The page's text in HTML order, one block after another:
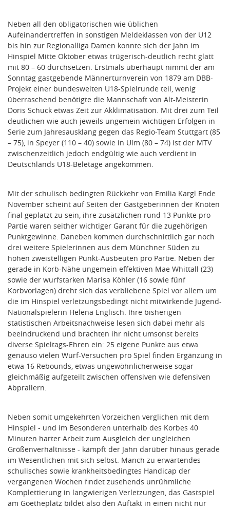
Neben all den obligatorischen wie üblichen
Aufeinandertreffen in sonstigen Meldeklassen von der U12
bis hin zur Regionalliga Damen konnte sich der Jahn im
Hinspiel Mitte Oktober etwas trügerisch-deutlich recht glatt
mit 80 – 60 durchsetzen. Erstmals überhaupt nimmt der am
Sonntag gastgebende Männerturnverein von 1879 am DBB-
Projekt einer bundesweiten U18-Spielrunde teil, wenig
überraschend benötigte die Mannschaft von Alt-Meisterin
Doris Schuck etwas Zeit zur Akklimatisation. Mit drei zum Teil
deutlichen wie auch jeweils ungemein wichtigen Erfolgen in
Serie zum Jahresausklang gegen das Regio-Team Stuttgart (85
– 75), in Speyer (110 – 40) sowie in Ulm (80 – 74) ist der MTV
zwischenzeitlich jedoch endgültig wie auch verdient in
Deutschlands U18-Beletage angekommen.
Mit der schulisch bedingten Rückkehr von Emilia Kargl Ende
November scheint auf Seiten der Gastgeberinnen der Knoten
final geplatzt zu sein, ihre zusätzlichen rund 13 Punkte pro
Partie waren seither wichtiger Garant für die zugehörigen
Punktgewinne. Daneben kommen durchschnittlich gar noch
drei weitere Spielerinnen aus dem Münchner Süden zu
hohen zweistelligen Punkt-Ausbeuten pro Partie. Neben der
gerade in Korb-Nähe ungemein effektiven Mae Whittall (23)
sowie der wurfstarken Marisa Köhler (16 sowie fünf
Korbvorlagen) dreht sich das verbliebene Spiel vor allem um
die im Hinspiel verletzungsbedingt nicht mitwirkende Jugend-
Nationalspielerin Helena Englisch. Ihre bisherigen
statistischen Arbeitsnachweise lesen sich dabei mehr als
beeindruckend und brachten ihr nicht umsonst bereits
diverse Spieltags-Ehren ein: 25 eigene Punkte aus etwa
genauso vielen Wurf-Versuchen pro Spiel finden Ergänzung in
etwa 16 Rebounds, etwas ungewöhnlicherweise sogar
gleichmäßig aufgeteilt zwischen offensiven wie defensiven
Abprallern.
Neben somit umgekehrten Vorzeichen verglichen mit dem
Hinspiel - und im Besonderen unterhalb des Korbes 40
Minuten harter Arbeit zum Ausgleich der ungleichen
Größenverhältnisse - kämpft der Jahn darüber hinaus gerade
im Wesentlichen mit sich selbst. Manch zu erwartendes
schulisches sowie krankheitsbedingtes Handicap der
vergangenen Wochen findet zusehends unrühmliche
Komplettierung in langwierigen Verletzungen, das Gastspiel
am Goetheplatz bildet also den Auftakt in einen nicht nur